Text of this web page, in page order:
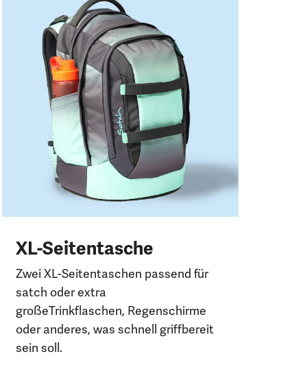
XL-Seitentasche
Zwei XL-Seitentaschen passend für
satch oder extra
großeTrinkflaschen, Regenschirme
oder anderes, was schnell griffbereit
sein soll.